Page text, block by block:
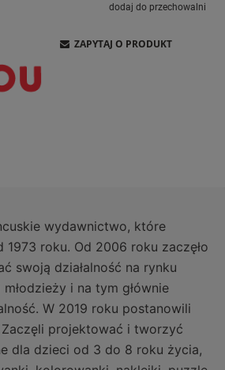
dodaj do przechowalni
ZAPYTAJ O PRODUKT
wydawnictwo, które
1973 roku. Od 2006 roku zaczęło
swoją działalność na rynku
i na tym głównie
W 2019 roku postanowili
projektować i tworzyć
dla dzieci od 3 do 8 roku życia,